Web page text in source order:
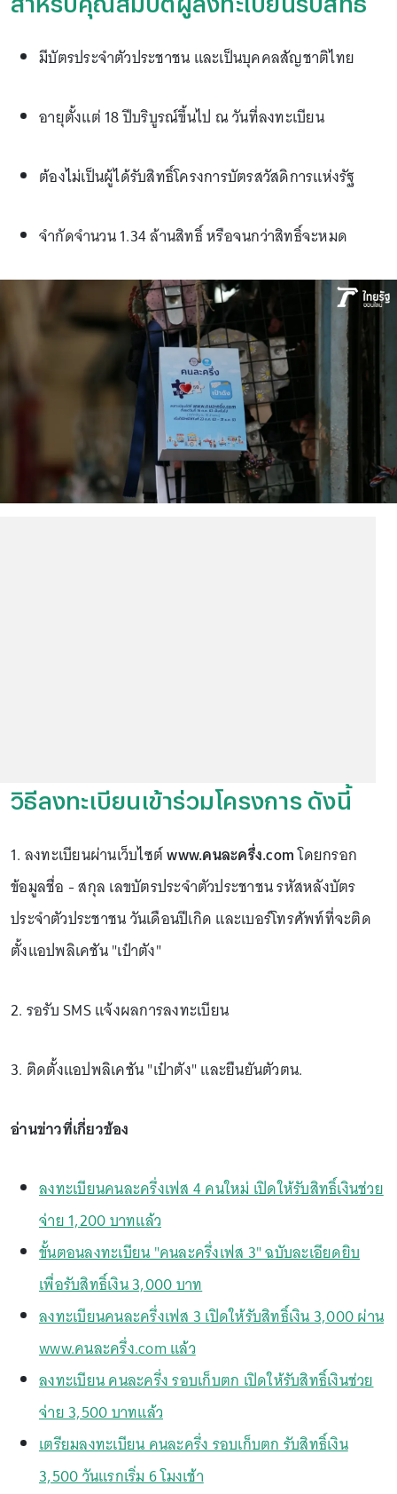
มีบัตรประจำตัวประชาชน และเป็นบุคคลสัญชาติไทย
อายุตั้งแต่ 18 ปีบริบูรณ์ขึ้นไป ณ วันที่ลงทะเบียน
ต้องไม่เป็นผู้ได้รับสิทธิ์โครงการบัตรสวัสดิการแห่งรัฐ
จำกัดจำนวน 1.34 ล้านสิทธิ์ หรือจนกว่าสิทธิ์จะหมด
วิธีลงทะเบียนเข้าร่วมโครงการ ดังนี้
1. ลงทะเบียนผ่านเว็บไซต์www.คนละครึ่ง.comโดยกรอก
ข้อมูลชื่อ - สกุล เลขบัตรประจำตัวประชาชน รหัสหลังบัตร
ประจำตัวประชาชน วันเดือนปีเกิด และเบอร์โทรศัพท์ที่จะติด
ตั้งแอปพลิเคชัน "เป๋าตัง"
2. รอรับ SMS แจ้งผลการลงทะเบียน
3. ติดตั้งแอปพลิเคชัน "เป๋าตัง" และยืนยันตัวตน.
อ่านข่าวที่เกี่ยวข้อง
ลงทะเบียนคนละครึ่งเฟส 4 คนใหม่ เปิดให้รับสิทธิ์เงินช่วย
จ่าย 1,200 บาทแล้ว
ขั้นตอนลงทะเบียน "คนละครึ่งเฟส 3" ฉบับละเอียดยิบ
เพื่อรับสิทธิ์เงิน 3,000 บาท
ลงทะเบียนคนละครึ่งเฟส 3 เปิดให้รับสิทธิ์เงิน 3,000 ผ่าน
www.คนละครึ่ง.com แล้ว
ลงทะเบียน คนละครึ่ง รอบเก็บตก เปิดให้รับสิทธิ์เงินช่วย
จ่าย 3,500 บาทแล้ว
เตรียมลงทะเบียน คนละครึ่ง รอบเก็บตก รับสิทธิ์เงิน
3,500 วันแรกเริ่ม 6 โมงเช้า